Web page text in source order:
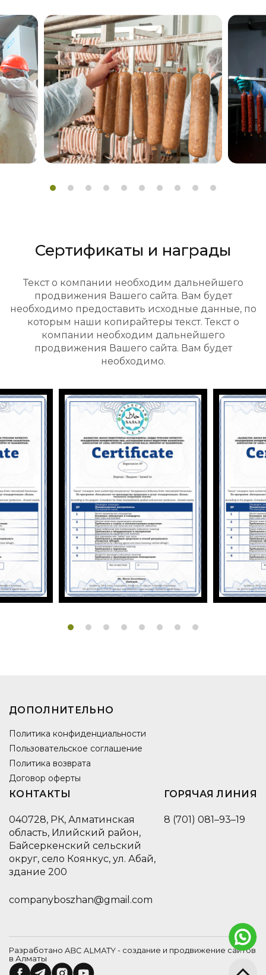
Сертификаты и награды
Текст о компании необходим дальнейшего
продвижения Вашего сайта. Вам будет
необходимо предоставить исходные данные, по
которым наши копирайтеры текст. Текст о
компании необходим дальнейшего
продвижения Вашего сайта. Вам будет
необходимо.
ДОПОЛНИТЕЛЬНО
Политика конфиденциальности
Пользовательское соглашение
Политика возврата
Договор оферты
КОНТАКТЫ
040728, РК, Алматинская
область, Илийский район,
Байсеркенский сельский
округ, село Коянкус, ул. Абай,
здание 200
companyboszhan@gmail.com
ГОРЯЧАЯ ЛИНИЯ
8 (701) 081–93–19
Разработано
- создание и продвижение сайтов
в Алматы